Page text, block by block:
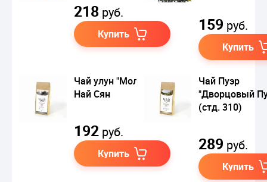
218 руб.
Купить 159 руб.
Купить
Чай улун "Молочный"
Най Сян
192 руб.
Купить
Чай Пуэр
"Дворцовый
(стд. 310)
289 руб.
Купить